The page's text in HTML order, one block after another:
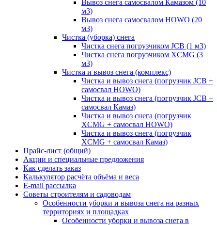
Вывоз снега самосвалом Камазом (10
м3)
Вывоз снега самосвалом HOWO (20
м3)
Чистка (уборка) снега
Чистка снега погрузчиком JCB (1 м3)
Чистка снега погрузчиком XCMG (3
м3)
Чистка и вывоз снега (комплекс)
Чистка и вывоз снега (погрузчик JCB +
самосвал HOWO)
Чистка и вывоз снега (погрузчик JCB +
самосвал Камаз)
Чистка и вывоз снега (погрузчик
XCMG + самосвал HOWO)
Чистка и вывоз снега (погрузчик
XCMG + самосвал Камаз)
Прайс-лист (общий)
Акции и специальные предложения
Как сделать заказ
Калькулятор расчёта объёма и веса
E-mail рассылка
Советы строителям и садоводам
Особенности уборки и вывоза снега на разных
территориях и площадках
Особенности уборки и вывоза снега в